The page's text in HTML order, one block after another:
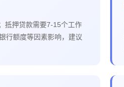
抵押贷款需要7-15个工作
行额度等因素影响，建议